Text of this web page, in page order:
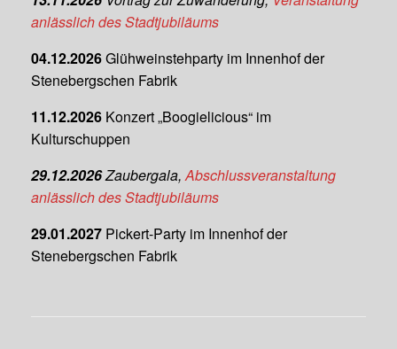
anlässlich des Stadtjubiläums
04.12.2026Glühweinstehparty im Innenhof der
Stenebergschen Fabrik
11.12.2026 Konzert „Boogielicious“ im
Kulturschuppen
29.12.2026Zaubergala,Abschlussveranstaltung
anlässlich des Stadtjubiläums
29.01.2027 Pickert-Party im Innenhof der
Stenebergschen Fabrik